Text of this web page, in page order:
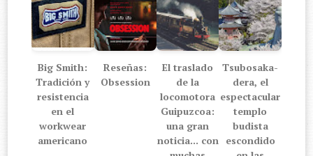
Big Smith:
Tradición y
resistencia
en el
workwear
americano
Reseñas:
Obsession
El traslado
de la
locomotora
Guipuzcoa:
una gran
noticia... con
Tsubosaka-
dera, el
espectacular
templo
budista
escondido